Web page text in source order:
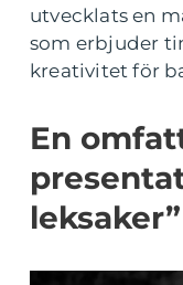
utvecklats en
som erbjuder
kreativitet för
En
leksaker”